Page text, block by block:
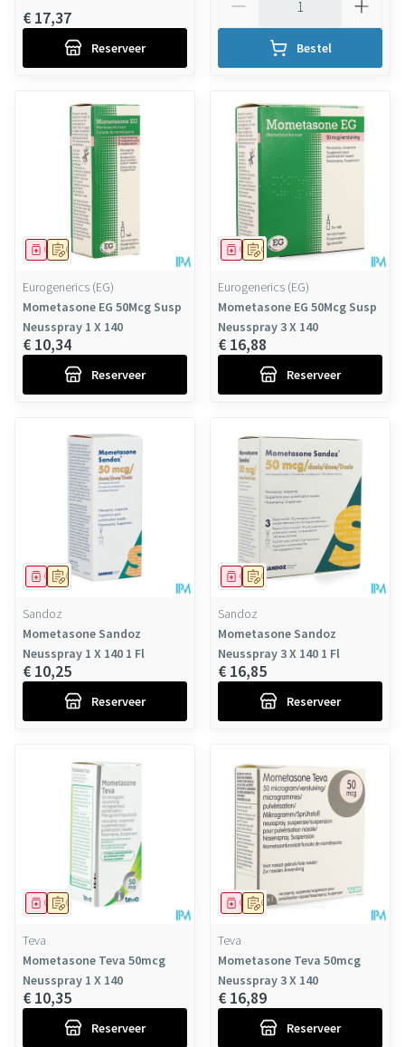
€ 17,37
Reserveer Bestel
Op voorschrift
Geneesmiddel
Eurogenerics (EG)
Mometasone EG 50Mcg Susp
Neusspray 1 X 140
€ 10,34
Reserveer
Op voorschrift
Geneesmiddel
Eurogenerics (EG)
Mometasone EG 50Mcg Susp
Neusspray 3 X 140
€ 16,88
Reserveer
Op voorschrift
Geneesmiddel
Sandoz
Mometasone Sandoz
Neusspray 1 X 140 1 Fl
€ 10,25
Reserveer
Op voorschrift
Geneesmiddel
Sandoz
Mometasone Sandoz
Neusspray 3 X 140 1 Fl
€ 16,85
Reserveer
Op voorschrift
Geneesmiddel
Teva
Mometasone Teva 50mcg
Neusspray 1 X 140
€ 10,35
Reserveer
Op voorschrift
Geneesmiddel
Teva
Mometasone Teva 50mcg
Neusspray 3 X 140
€ 16,89
Reserveer